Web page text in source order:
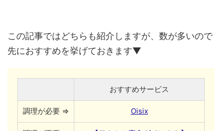
この記事ではどちらも紹介しますが、数が多いので
先におすすめを挙げておきます▼
おすすめサービス
調理が必要 ⇒ Oisix